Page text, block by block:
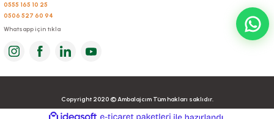
Stok Kodu 0135.BURGU
191,79 TL
Sepete Ekle
Çanta Kraft 33x33x20 Cm Burgu Sap
304,46 TL
0555 165 10 25
0506 527 60 94
Whatsapp için tıkla
Copyright 2020 © Ambalajcım Tüm hakları saklıdır.
ideasoft e-